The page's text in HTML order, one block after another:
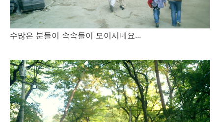
수많은 분들이 속속들이 모이시네요...